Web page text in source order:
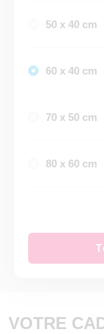
50 x 40 cm
60 x 40 cm
70 x 50 cm
80 x 60 cm
VOTRE